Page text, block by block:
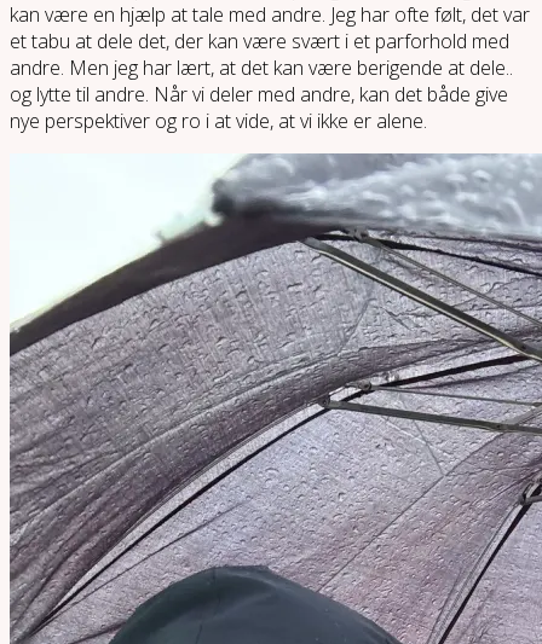
kan være en hjælp at tale med andre. Jeg har ofte følt, det var
et tabu at dele det, der kan være svært i et parforhold med
andre. Men jeg har lært, at det kan være berigende at dele..
og lytte til andre. Når vi deler med andre, kan det både give
nye perspektiver og ro i at vide, at vi ikke er alene.